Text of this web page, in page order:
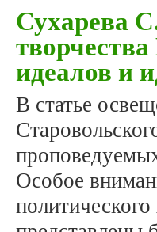
Сухарева
идеалов и
В статье
Особое